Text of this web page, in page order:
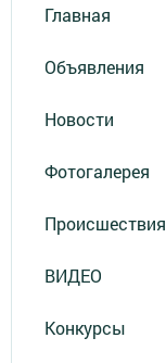
Главная
Объявления
Новости
Фотогалерея
Происшествия
ВИДЕО
Конкурсы